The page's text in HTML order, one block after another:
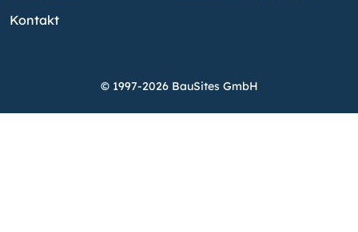
Kontakt
© 1997-2026 BauSites GmbH